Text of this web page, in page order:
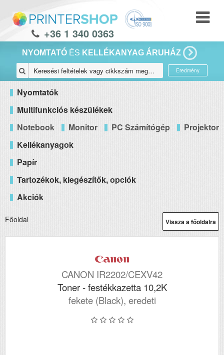
+36 1 340 0363
NYOMTATÓ ÉS KELLÉKANYAG ÁRUHÁZ
Eredmény
Nyomtatók
Multifunkciós készülékek
Notebook
Monitor PC Számítógép
Projektor
Kellékanyagok
Papír
Tartozékok, kiegészítők, opciók
Akciók
Vissza a főoldalra
Főoldal
CANON IR2202/CEXV42
Toner - festékkazetta 10,2K
fekete (Black), eredeti